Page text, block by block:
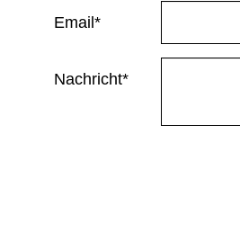
Email*
Nachricht*